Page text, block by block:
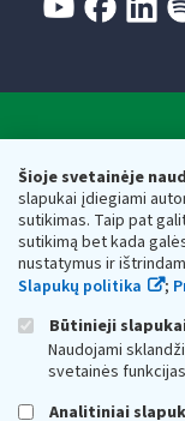
Šioje svetainėje
slapukai įdiegiami
sutikimas. Taip pat
sutikimą bet kada
nustatymus ir
Slapukų politika
;
Būtinieji
Naudojami
svetainės
Analitiniai
Valstybinė
Respublikos
Biudžetinė įstaiga.
adresas: Vasario 16-
vmi@vmi.lt , E.
Duomenys apie
Respublikos finansų